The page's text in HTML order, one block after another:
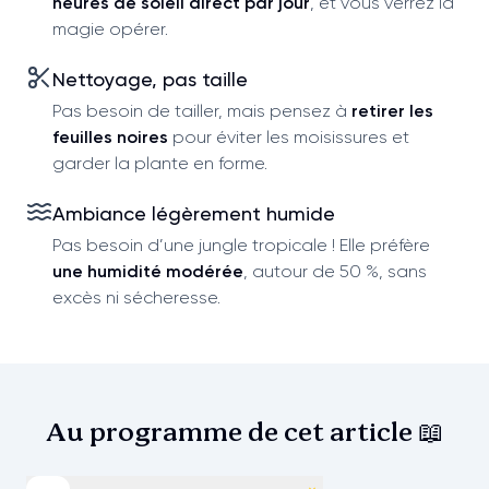
magie opérer.
Nettoyage, pas taille
Pas besoin de tailler, mais pensez à retirer les
feuilles noires pour éviter les moisissures et
garder la plante en forme.
Ambiance légèrement humide
Pas besoin d’une jungle tropicale ! Elle préfère
une humidité modérée , autour de 50 %, sans
excès ni sécheresse.
Au programme de cet article 📖